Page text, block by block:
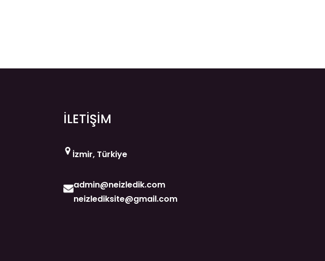
İLETİŞİM
İzmir, Türkiye
admin@neizledik.com
neizlediksite@gmail.com